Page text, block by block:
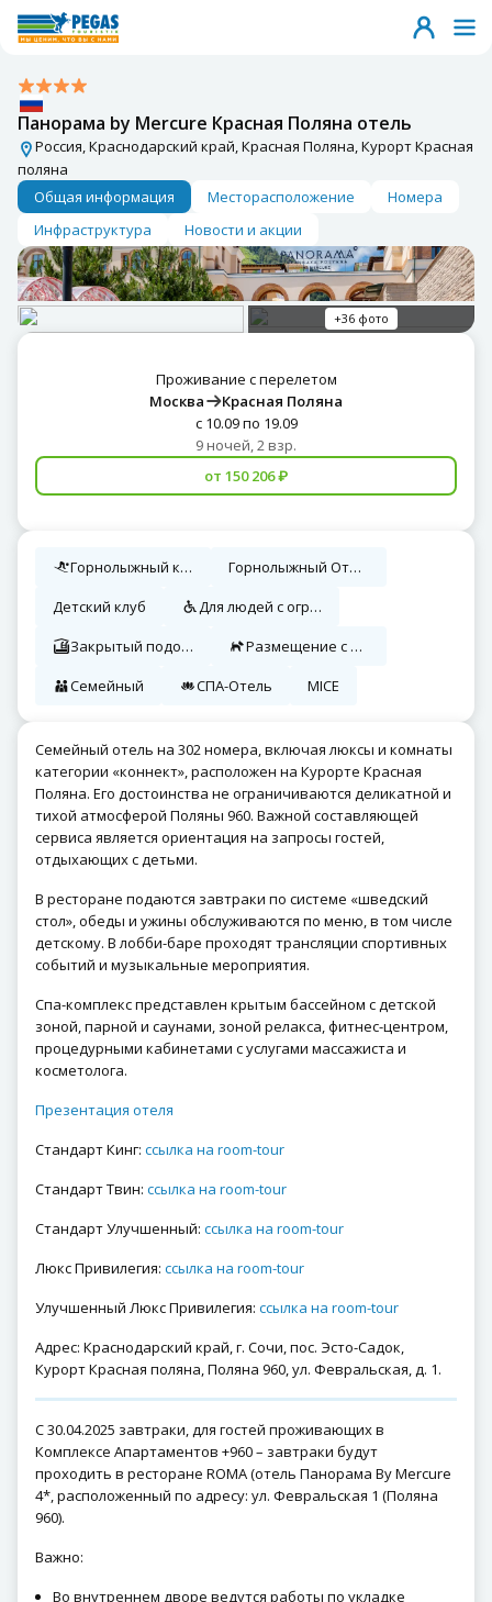
Панорама by Mercure Красная Поляна отель
Россия, Краснодарский край, Красная Поляна, Курорт Красная
поляна
Общая информация
Месторасположение
Номера
Инфраструктура
Новости и акции
+36 фото
Проживание с перелетом
Москва
Красная Поляна
с 10.09 по 19.09
9 ночей, 2 взр.
от 150 206 ₽
Горнолыжный курорт
Горнолыжный Отель
Детский клуб
Для людей с ограниченными возможностями
Закрытый подогреваемый бассейн
Размещение с Животными
Семейный
СПА-Отель MICE
Семейный отель на 302 номера, включая люксы и комнаты
категории «коннект», расположен на Курорте Красная
Поляна. Его достоинства не ограничиваются деликатной и
тихой атмосферой Поляны 960. Важной составляющей
сервиса является ориентация на запросы гостей,
отдыхающих с детьми.
В ресторане подаются завтраки по системе «шведский
стол», обеды и ужины обслуживаются по меню, в том числе
детскому. В лобби-баре проходят трансляции спортивных
событий и музыкальные мероприятия.
Спа-комплекс представлен крытым бассейном с детской
зоной, парной и саунами, зоной релакса, фитнес-центром,
процедурными кабинетами с услугами массажиста и
косметолога.
Презентация отеля
Стандарт Кинг: ссылка на room-tour
Стандарт Твин: ссылка на room-tour
Стандарт Улучшенный: ссылка на room-tour
Люкс Привилегия: ссылка на room-tour
Улучшенный Люкс Привилегия: ссылка на room-tour
Адрес: Краснодарский край, г. Сочи, пос. Эсто-Садок,
Курорт Красная поляна, Поляна 960, ул. Февральская, д. 1.
С 30.04.2025 завтраки, для гостей проживающих в
Комплексе Апартаментов +960 – завтраки будут
проходить в ресторане ROMA (отель Панорама By Mercure
4*, расположенный по адресу: ул. Февральская 1 (Поляна
960).
Важно:
Во внутреннем дворе ведутся работы по укладке